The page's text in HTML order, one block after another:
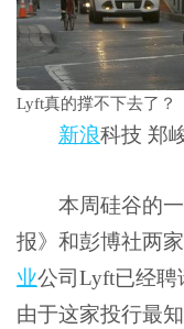
Lyft真的撑不下去了？
新浪科技 郑
本周硅谷的一
报》和彭博社两
业公司Lyft已经聘
由于这家投行最